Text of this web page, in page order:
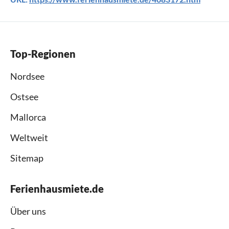
Top-Regionen
Nordsee
Ostsee
Mallorca
Weltweit
Sitemap
Ferienhausmiete.de
Über uns